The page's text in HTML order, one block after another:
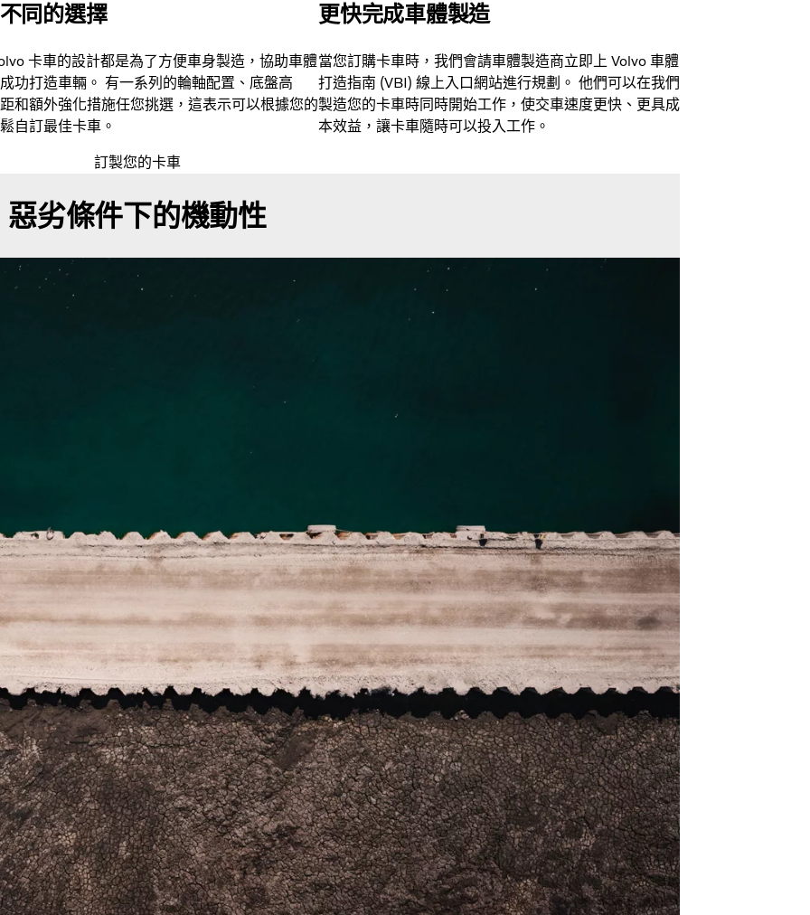
同的選擇
卡車的設計都是為了方便車身製造，協助車體
功打造車輛。 有一系列的輪軸配置、底盤高
和額外強化措施任您挑選，這表示可以根據您的
自訂最佳卡車。
更快完成車體製造
當您訂購卡車時，我們會請車體製造商立即上 Volvo 車體
打造指南 (VBI) 線上入口網站進行規劃。 他們可以在我們
製造您的卡車時同時開始工作，使交車速度更快、更具成
本效益，讓卡車隨時可以投入工作。
訂製您的卡車
惡劣條件下的機動性